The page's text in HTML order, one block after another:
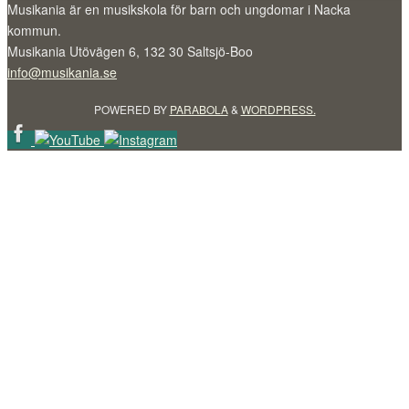
Musikania är en musikskola för barn och ungdomar i Nacka
kommun.
Musikania Utövägen 6, 132 30 Saltsjö-Boo
info@musikania.se
POWERED BY PARABOLA& WORDPRESS.